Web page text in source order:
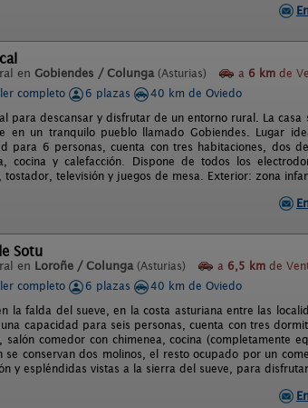
en Gobiendes / Colunga (Asturias) a 6 km de
completo
6 plazas
40 km de Oviedo
para descansar y disfrutar de un entorno rural. La
en un tranquilo pueblo llamado Gobiendes. Lugar
para 6 personas, cuenta con tres habitaciones, dos
cocina y calefacción. Dispone de todos los
tostador, televisión y juegos de mesa. Exterior: zona
Sotu
en Loroñe / Colunga (Asturias) a 6,5 km de
completo
6 plazas
40 km de Oviedo
la falda del sueve, en la costa asturiana entre las
una capacidad para seis personas, cuenta con tres
salón comedor con chimenea, cocina (completamente
se conservan dos molinos, el resto ocupado por un
y espléndidas vistas a la sierra del sueve, para